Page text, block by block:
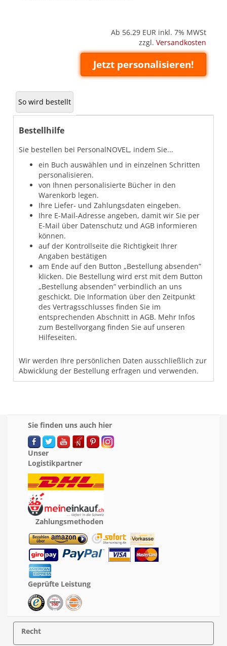
Ab 56.29 EUR inkl. 7% MWSt
zzgl. Versandkosten
Jetzt personalisieren!
So wird bestellt
Bestellhilfe
Sie bestellen bei PersonalNOVEL, indem Sie...
ein Buch auswählen und in einzelnen Schritten
personalisieren.
von Ihnen personalisierte Bücher in den
Warenkorb legen.
Ihre Liefer- und Zahlungsdaten eingeben.
Ihre E-Mail-Adresse angeben, damit wir Sie per
E-Mail über Datenschutz und AGB informieren
können.
auf der Kontrollseite die Richtigkeit Ihrer
Angaben bestätigen
am Ende auf den Button „Bestellung absenden”
klicken. Die Bestellung wird erst mit dem Button
„Bestellung absenden” verbindlich an uns
geschickt. Die Information über den Zeitpunkt
des Vertragsschlusses finden Sie im
entsprechenden Abschnitt in AGB. Mehr Infos
zum Bestellvorgang finden Sie auf unseren
Hilfeseiten.
Wir werden Ihre persönlichen Daten ausschließlich zur
Abwicklung der Bestellung erfragen und verwenden.
Sie finden uns auch hier
Unser
Logistikpartner
Zahlungsmethoden
Geprüfte Leistung
Recht